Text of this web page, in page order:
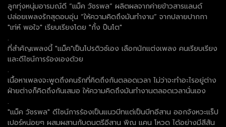
ลูกทุ่งหนุ่มอารมณ์ดี “แม็ค วัชรพล”​ ผลิตผลจากค่ายข้าวสารแลนด์
ปล่อยเพลงรักสุดอบอุ่น “ให้ความคิดถึงมันทำงาน” จากปลายปากกา
"เท่ห์ พอใจ" เรียบเรียงโดย "กั้ง ปืนโต"
.
ที่สำคัญเพลงนี้ "แม็ค"เป็นโปรดิวซ์เอง เลือกนักแต่งเพลง คนเรียบเรียง
และดีไซน์การร้องเองด้วย
.
เนื้อหาเพลงจะพูดถึงคนรักที่คิดถึงกันตลอดเวลา ไม่ว่าจะทำอะไรอยู่ต่าง
ฝ่ายต่างก็คิดถึงกันเสมอ ให้ความคิดถึงมันทำงานตลอดเวลานั่นเอง
.
"แม็ค วัชรพล" ดีไซน์การร้องเป็นแนวบีทแต่เป็นบีทอีสาน ออกจังหวะแร็ป
เปอร์หน่อยๆ ผสมผสานกับดนตรีอีสาน พิณ แคน โหวด ได้อย่างมีสีสัน